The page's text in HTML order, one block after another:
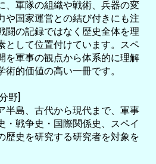
、軍隊の組織や戦術、兵器の変
や国家運営との結び付きにも注
闘の記録ではなく歴史全体を理
として位置付けています。スペ
を軍事の観点から体系的に理解
的価値の高い一冊です。
野]
半島、古代から現代まで、軍事
・戦争史・国際関係史、スペイ
歴史を研究する研究者を対象を